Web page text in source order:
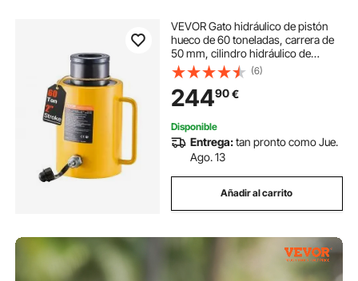
VEVOR Gato hidráulico de pistón
hueco de 60 toneladas, carrera de
50 mm, cilindro hidráulico de
pistón de metal sólido, elevación
rápida, para la industria, talleres de
carrocería y chasis
(6)
24490€
Disponible
Entrega:tan pronto como Jue.
Ago. 13
Añadir al carrito